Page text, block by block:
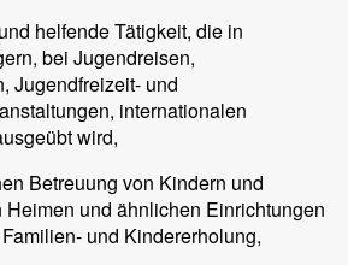
helfende Tätigkeit, die in
bei Jugendreisen,
Jugendfreizeit- und
internationalen
wird,
Betreuung von Kindern und
und ähnlichen Einrichtungen
und Kindererholung,